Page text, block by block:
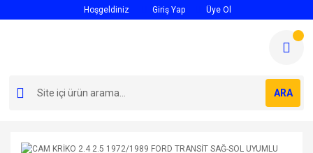
Hoşgeldiniz Giriş Yap Üye Ol
ARA